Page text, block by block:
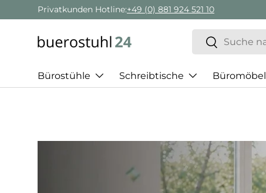
Direkt zum Inhalt
Geschäftskunden Beratung:+ 49 (0) 881 924 521 22
Suchen
Suchen
Bürostühle Schreibtische Büromöbel